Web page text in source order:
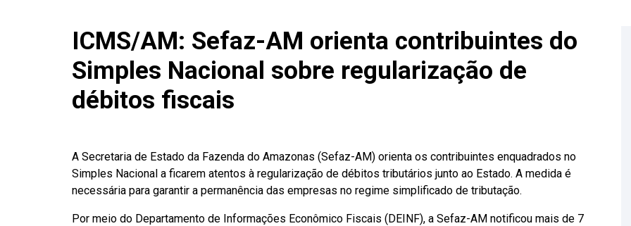
ICMS/AM: Sefaz-AM orienta contribuintes do
Simples Nacional sobre regularização de
débitos fiscais
A Secretaria de Estado da Fazenda do Amazonas (Sefaz-AM) orienta os contribuintes enquadrados no
Simples Nacional a ficarem atentos à regularização de débitos tributários junto ao Estado. A medida é
necessária para garantir a permanência das empresas no regime simplificado de tributação.
Por meio do Departamento de Informações Econômico Fiscais (DEINF), a Sefaz-AM notificou mais de 7